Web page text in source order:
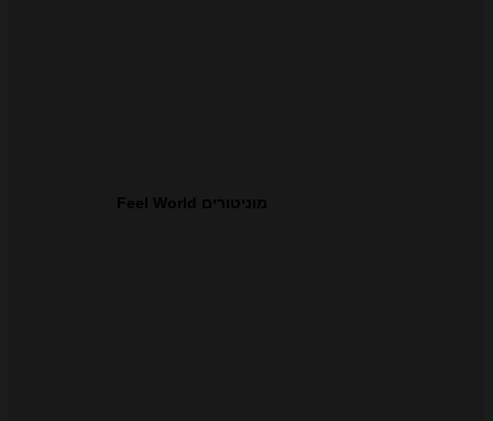
מוניטורים Feel World